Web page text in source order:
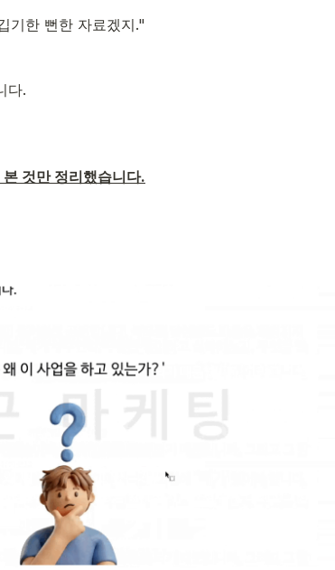
기한 뻔한 자료겠지."
다.
것만 정리했습니다.